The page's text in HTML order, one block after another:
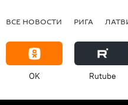
ВСЕ НОВОСТИ РИГА
OK Rutube